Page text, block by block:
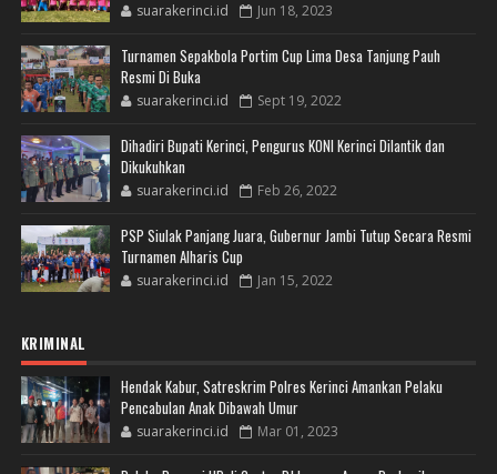
suarakerinci.id Jun 18, 2023
Turnamen Sepakbola Portim Cup Lima Desa Tanjung Pauh
Resmi Di Buka
suarakerinci.id Sept 19, 2022
Dihadiri Bupati Kerinci, Pengurus KONI Kerinci Dilantik dan
Dikukuhkan
suarakerinci.id Feb 26, 2022
PSP Siulak Panjang Juara, Gubernur Jambi Tutup Secara Resmi
Turnamen Alharis Cup
suarakerinci.id Jan 15, 2022
KRIMINAL
Hendak Kabur, Satreskrim Polres Kerinci Amankan Pelaku
Pencabulan Anak Dibawah Umur
suarakerinci.id Mar 01, 2023